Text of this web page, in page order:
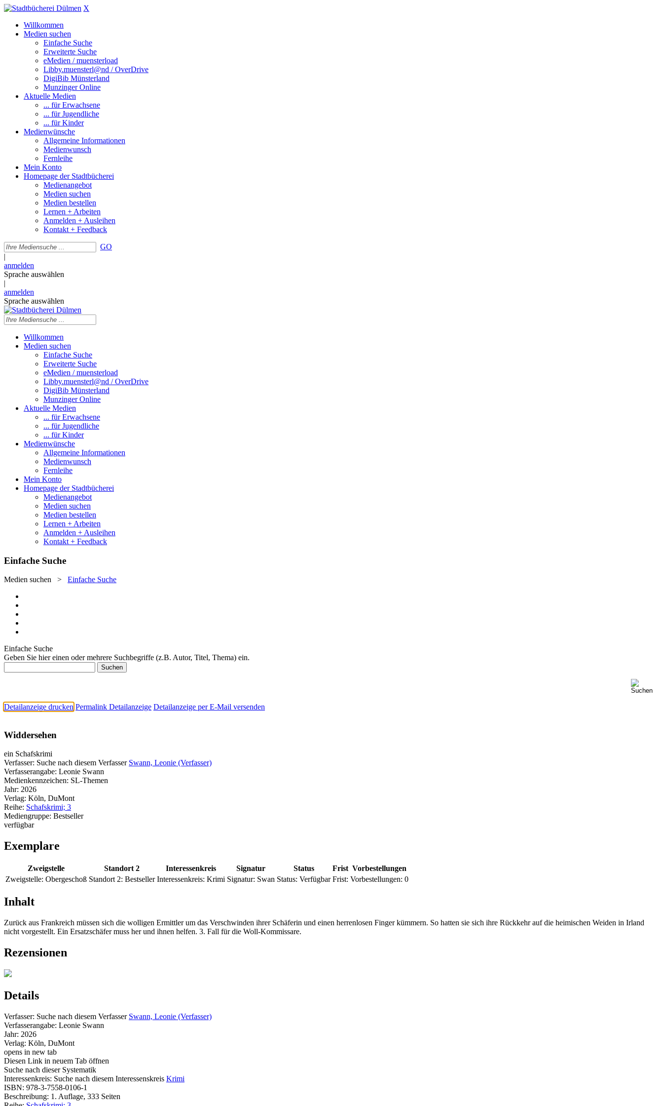
X
Willkommen
Medien suchen
Einfache Suche
Erweiterte Suche
eMedien / muensterload
Libby.muensterl@nd / OverDrive
DigiBib Münsterland
Munzinger Online
Aktuelle Medien
... für Erwachsene
... für Jugendliche
... für Kinder
Medienwünsche
Allgemeine Informationen
Medienwunsch
Fernleihe
Mein Konto
Homepage der Stadtbücherei
Medienangebot
Medien suchen
Medien bestellen
Lernen + Arbeiten
Anmelden + Ausleihen
Kontakt + Feedback
GO
|
anmelden
Sprache auswählen
|
anmelden
Sprache auswählen
Willkommen
Medien suchen
Einfache Suche
Erweiterte Suche
eMedien / muensterload
Libby.muensterl@nd / OverDrive
DigiBib Münsterland
Munzinger Online
Aktuelle Medien
... für Erwachsene
... für Jugendliche
... für Kinder
Medienwünsche
Allgemeine Informationen
Medienwunsch
Fernleihe
Mein Konto
Homepage der Stadtbücherei
Medienangebot
Medien suchen
Medien bestellen
Lernen + Arbeiten
Anmelden + Ausleihen
Kontakt + Feedback
Einfache Suche
Medien suchen > Einfache Suche
Einfache Suche
Geben Sie hier einen oder mehrere Suchbegriffe (z.B. Autor, Titel, Thema) ein.
Detailanzeige drucken Permalink Detailanzeige Detailanzeige per E-Mail versenden
Widdersehen
ein Schafskrimi
Verfasser: Suche nach diesem Verfasser Swann, Leonie (Verfasser)
Verfasserangabe: Leonie Swann
Medienkennzeichen: SL-Themen
Jahr: 2026
Verlag: Köln, DuMont
Reihe: Schafskrimi; 3
Mediengruppe: Bestseller
verfügbar
Exemplare
Zweigstelle Standort 2 Interessenkreis Signatur Status Frist Vorbestellungen
Zweigstelle: Obergeschoß Standort 2: Bestseller Interessenkreis: Krimi Signatur: Swan Status: Verfügbar Frist: Vorbestellungen: 0
Inhalt
Zurück aus Frankreich müssen sich die wolligen Ermittler um das Verschwinden ihrer Schäferin und einen herrenlosen Finger kümmern. So hatten sie sich ihre Rückkehr auf die heimischen Weiden in Irland
nicht vorgestellt. Ein Ersatzschäfer muss her und ihnen helfen. 3. Fall für die Woll-Kommissare.
Rezensionen
Details
Verfasser: Suche nach diesem Verfasser Swann, Leonie (Verfasser)
Verfasserangabe: Leonie Swann
Jahr: 2026
Verlag: Köln, DuMont
opens in new tab
Diesen Link in neuem Tab öffnen
Suche nach dieser Systematik
Interessenkreis: Suche nach diesem Interessenskreis Krimi
ISBN: 978-3-7558-0106-1
Beschreibung: 1. Auflage, 333 Seiten